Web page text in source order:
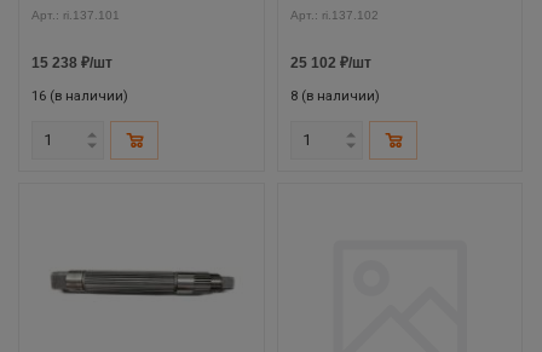
Арт.: ri.137.101
15 238 ₽/шт
16 (в наличии)
Арт.: ri.137.102
25 102 ₽/шт
8 (в наличии)